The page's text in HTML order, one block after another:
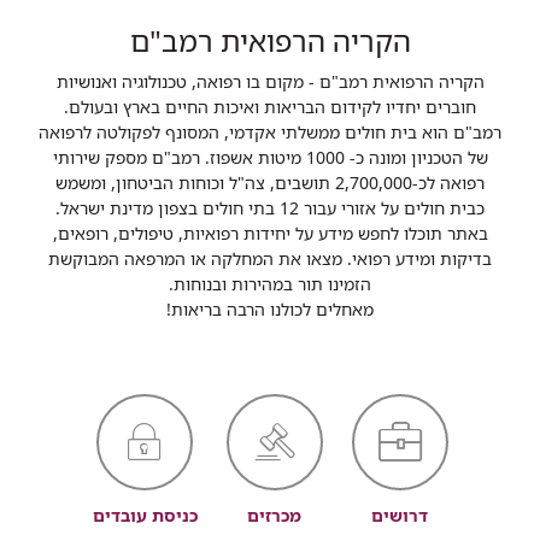
הקריה הרפואית רמב"ם
הקריה הרפואית רמב"ם - מקום בו רפואה, טכנולוגיה ואנושיות
חוברים יחדיו לקידום הבריאות ואיכות החיים בארץ ובעולם.
רמב"ם הוא בית חולים ממשלתי אקדמי, המסונף לפקולטה לרפואה
של הטכניון ומונה כ- 1000 מיטות אשפוז. רמב"ם מספק שירותי
רפואה לכ-2,700,000 תושבים, צה"ל וכוחות הביטחון, ומשמש
כבית חולים על אזורי עבור 12 בתי חולים בצפון מדינת ישראל.
באתר תוכלו לחפש מידע על יחידות רפואיות, טיפולים, רופאים,
בדיקות ומידע רפואי. מצאו את המחלקה או המרפאה המבוקשת
הזמינו תור במהירות ובנוחות.
מאחלים לכולנו הרבה בריאות!
דרושים מכרזים כניסת עובדים